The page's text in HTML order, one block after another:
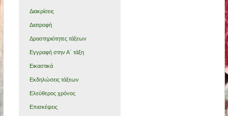
Διακρίσεις
Διατροφή
Δραστηριότητες τάξεων
Εγγραφή στην Α΄ τάξη
Εικαστικά
Εκδηλώσεις τάξεων
Ελεύθερος χρόνος
Επισκέψεις